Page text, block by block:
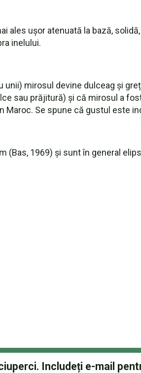
ales ușor atenuată la bază,
inelului.
mirosul devine dulceag și
sau prăjitură) și că mirosul a
Maroc. Se spune că gustul este
(Bas, 1969) și sunt în general